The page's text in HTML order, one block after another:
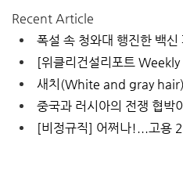
Recent Article
폭설 속 청와대 행진한 백신
[위클리건설리포트
새치(White and gray
중국과 러시아의 전쟁 협박
[비정규직] 어쩌나!...고용